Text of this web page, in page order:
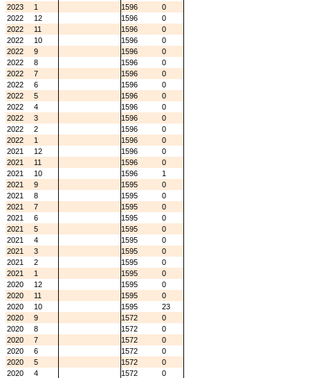
2023
1 1596
0
2022
12 1596
0
2022
11 1596
0
2022
10 1596
0
2022
9 1596
0
2022
8 1596
0
2022
7 1596
0
2022
6 1596
0
2022
5 1596
0
2022
4 1596
0
2022
3 1596
0
2022
2 1596
0
2022
1 1596
0
2021
12 1596
0
2021
11 1596
0
2021
10 1596
1
2021
9 1595
0
2021
8 1595
0
2021
7 1595
0
2021
6 1595
0
2021
5 1595
0
2021
4 1595
0
2021
3 1595
0
2021
2 1595
0
2021
1 1595
0
2020
12 1595
0
2020
11 1595
0
2020
10 1595
23
2020
9 1572
0
2020
8 1572
0
2020
7 1572
0
2020
6 1572
0
2020
5 1572
0
2020
4 1572
0